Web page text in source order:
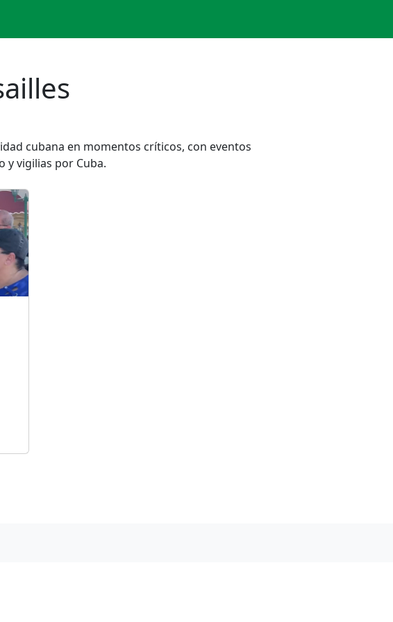
cubana en momentos críticos, con eventos
y vigilias por Cuba.